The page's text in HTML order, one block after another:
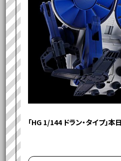
「HG 1/144 ドラン・タイプ」本